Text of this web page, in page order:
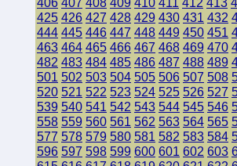
425 426 427 428 429 430 431 432
444 445 446 447 448 449 450 451
463 464 465 466 467 468 469 470
482 483 484 485 486 487 488 489
501 502 503 504 505 506 507 508
520 521 522 523 524 525 526 527
539 540 541 542 543 544 545 546
558 559 560 561 562 563 564 565
577 578 579 580 581 582 583 584
596 597 598 599 600 601 602 603